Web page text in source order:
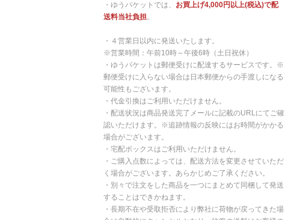
・ゆうパケットでは、 お買上げ4,000円以上(税込)で配
送料当社負担 。
・４営業日以内に発送いたします。
※営業時間：午前10時～午後6時（土日祝休）
・ゆうパケットは郵便受けに配達するサービスです。※
郵便受けに入らない場合は日本郵便からの手渡しになる
可能性もございます。
・代金引換はご利用いただけません。
・配送状況は商品発送完了メールに記載のURLにてご確
認いただけます。※追跡情報の反映にはお時間がかかる
場合がございます。
・宅配ボックスはご利用いただけません。
・ご購入点数によっては、配送方法を変更させていただ
く場合がございます。あらかじめご了承ください。
・別々で注文をした商品を一つにまとめて同梱して発送
することはできかねます。
・長期不在や受取拒否により弊社に荷物が戻ってきた場